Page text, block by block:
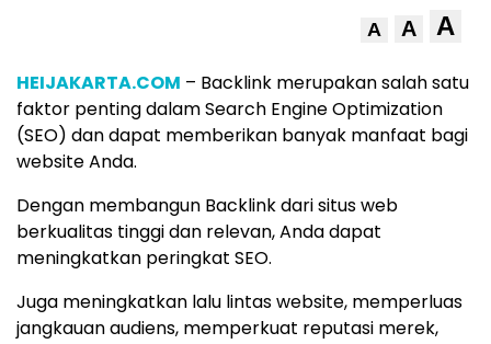
A A A
HEIJAKARTA.COM – Backlink merupakan salah satu
faktor penting dalam Search Engine Optimization
(SEO) dan dapat memberikan banyak manfaat bagi
website Anda.
Dengan membangun Backlink dari situs web
berkualitas tinggi dan relevan, Anda dapat
meningkatkan peringkat SEO.
Juga meningkatkan lalu lintas website, memperluas
jangkauan audiens, memperkuat reputasi merek,